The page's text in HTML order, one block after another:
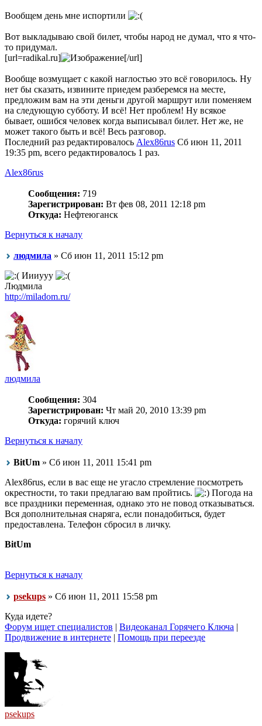
Вообщем день мне испортили
Вот выкладываю свой билет, чтобы народ не думал, что я что-
то придумал.
[url=radikal.ru]
[/url]
Вообще возмущает с какой наглостью это всё говорилось. Ну
нет бы сказать, извините приедем разберемся на месте,
предложим вам на эти деньги другой маршрут или поменяем
на следующую субботу. И всё! Нет проблем! Ну всякое
бывает, ошибся человек когда выписывал билет. Нет же, не
может такого быть и всё! Весь разговор.
Последний раз редактировалось Alex86rus Сб июн 11, 2011
19:35 pm, всего редактировалось 1 раз.
Alex86rus
Сообщения: 719
Зарегистрирован: Вт фев 08, 2011 12:18 pm
Откуда: Нефтеюганск
Вернуться к началу
людмила » Сб июн 11, 2011 15:12 pm
Иииууу
Людмила
http://miladom.ru/
людмила
Сообщения: 304
Зарегистрирован: Чт май 20, 2010 13:39 pm
Откуда: горячий ключ
Вернуться к началу
BitUm » Сб июн 11, 2011 15:41 pm
Alex86rus, если в вас еще не угасло стремление посмотреть
окрестности, то таки предлагаю вам пройтись.
Погода на
все праздники переменная, однако это не повод отказываться.
Вся дополнительная снаряга, если понадобиться, будет
предоставлена. Телефон сбросил в личку.
BitUm
Вернуться к началу
psekups » Сб июн 11, 2011 15:58 pm
Куда идете?
Форум ищет специалистов | Видеоканал Горячего Ключа |
Продвижение в интернете | Помощь при переезде
psekups